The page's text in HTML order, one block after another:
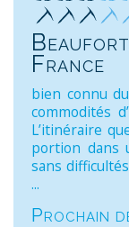
France
bien connu
commodités
L’itinéraire
portion dans
sans
...
Prochain